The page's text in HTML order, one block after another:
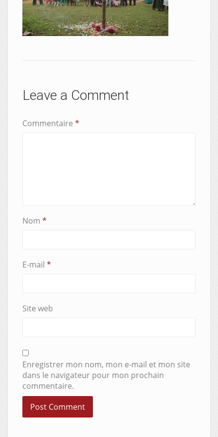
Leave a Comment
Commentaire *
Nom *
E-mail *
Site web
Enregistrer mon nom, mon e-mail et mon site
dans le navigateur pour mon prochain
commentaire.